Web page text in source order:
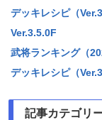
デッキレシピ（
Ver.3.5.0F
武将ランキング（
デッキレシピ（
記事カテゴリ